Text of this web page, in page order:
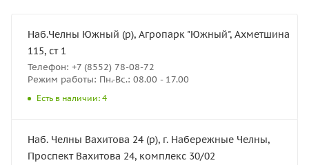
Наб.Челны Южный (р), Агропарк "Южный", Ахметшина
115, ст 1
Телефон: +7 (8552) 78-08-72
Режим работы: Пн.-Вс.: 08.00 - 17.00
Есть в наличии: 4
Наб. Челны Вахитова 24 (р), г. Набережные Челны,
Проспект Вахитова 24, комплекс 30/02